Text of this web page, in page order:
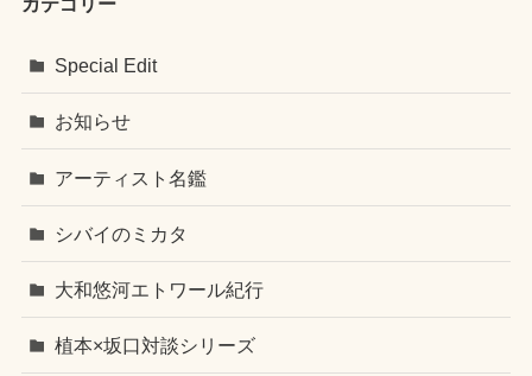
Special Edit
お知らせ
アーティスト名鑑
シバイのミカタ
大和悠河エトワール紀行
植本×坂口対談シリーズ